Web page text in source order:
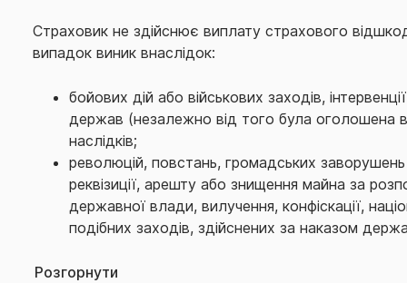
Страховик не здійснює виплату страхового
випадок виник внаслідок:
бойових дій або військових заходів,
держав (незалежно від того була оголошена
наслідків;
революцій, повстань, громадських заворушень
реквізиції, арешту або знищення майна за
державної влади, вилучення, конфіскації,
подібних заходів, здійснених за наказом
терористичної діяльності та/або
Розгорнути